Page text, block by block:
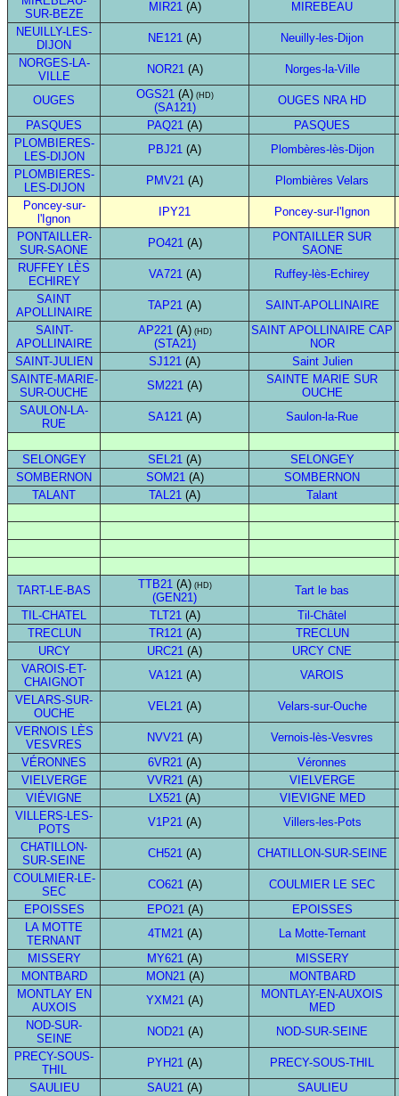
SUR-BEZE
MIR21(A)
MIREBEAU
NEUILLY-LES-
DIJON
NE121 (A)
Neuilly-les-Dijon
NORGES-LA-
VILLE
NOR21(A) Norges-la-Ville
OUGES OGS21(A)(HD)
(SA121)
OUGES NRA HD
PASQUES
PAQ21 (A)
PASQUES
PLOMBIERES-
LES-DIJON
PBJ21 (A)
Plombères-lès-Dijon
PLOMBIERES-
LES-DIJON
PMV21 (A)
Plombières Velars
Poncey-sur-
l'Ignon
IPY21
Poncey-sur-l'Ignon
PONTAILLER-
SUR-SAONE
PO421(A)
PONTAILLER SUR
SAONE
RUFFEY LÈS
ECHIREY
VA721(A)
Ruffey-lès-Echirey
SAINT
APOLLINAIRE
TAP21 (A)
SAINT-APOLLINAIRE
SAINT-
APOLLINAIRE
AP221(A)(HD)
(STA21)
SAINT APOLLINAIRE CAP
NOR
SAINT-JULIEN
SJ121 (A)
Saint Julien
SAINTE-MARIE-
SUR-OUCHE
SM221 (A)
SAINTE MARIE SUR
OUCHE
SAULON-LA-
RUE
SA121 (A) Saulon-la-Rue
SELONGEY SEL21 (A)
SELONGEY
SOMBERNON
SOM21(A)
SOMBERNON
TALANT
TAL21 (A) Talant
TART-LE-BAS TTB21(A)(HD)
(GEN21)
Tart le bas
TIL-CHATEL
TLT21(A)
Til-Châtel
TRECLUN
TR121(A)
TRECLUN
URCY
URC21 (A)
URCY CNE
VAROIS-ET-
CHAIGNOT
VA121(A)
VAROIS
VELARS-SUR-
OUCHE
VEL21 (A)
Velars-sur-Ouche
VERNOIS LÈS
VESVRES
NVV21 (A)
Vernois-lès-Vesvres
VÉRONNES
6VR21 (A)
Véronnes
VIELVERGE
VVR21 (A)
VIELVERGE
VIÉVIGNE
LX521 (A)
VIEVIGNE MED
VILLERS-LES-
POTS
V1P21 (A)
Villers-les-Pots
CHATILLON-
SUR-SEINE
CH521 (A)
CHATILLON-SUR-SEINE
COULMIER-LE-
SEC
CO621(A)
COULMIER LE SEC
EPOISSES
EPO21(A)
EPOISSES
LA MOTTE
TERNANT
4TM21(A)
La Motte-Ternant
MISSERY
MY621 (A)
MISSERY
MONTBARD
MON21(A)
MONTBARD
MONTLAY EN
AUXOIS
YXM21 (A)
MONTLAY-EN-AUXOIS
MED
NOD-SUR-
SEINE
NOD21(A)
NOD-SUR-SEINE
PRECY-SOUS-
THIL
PYH21 (A)
PRECY-SOUS-THIL
SAULIEU
SAU21 (A)
SAULIEU